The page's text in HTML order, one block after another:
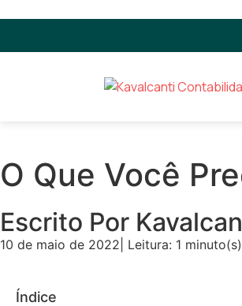
O Que Você
Escrito Por
10 de maio de 2022 | Leitura: 1
Índice